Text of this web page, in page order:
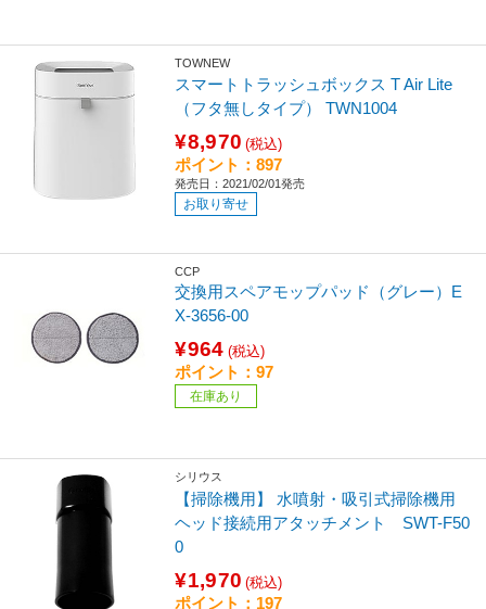
TOWNEW
スマートトラッシュボックス T Air Lite
（フタ無しタイプ） TWN1004
¥8,970 (税込)
ポイント：897
発売日：2021/02/01発売
お取り寄せ
CCP
交換用スペアモップパッド（グレー）E
X-3656-00
¥964 (税込)
ポイント：97
在庫あり
シリウス
【掃除機用】 水噴射・吸引式掃除機用
ヘッド接続用アタッチメント SWT-F50
0
¥1,970 (税込)
ポイント：197